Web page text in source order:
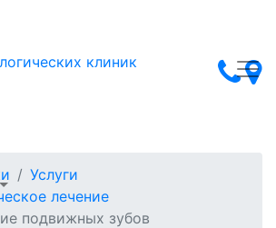
Услуги
лечение
подвижных зубов